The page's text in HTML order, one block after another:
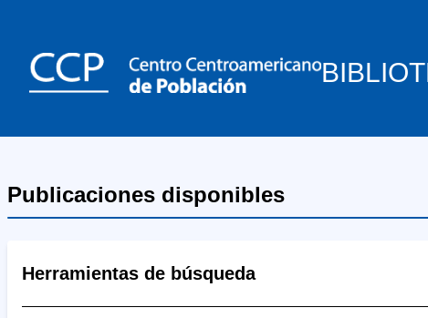
Publicaciones disponibles
Herramientas de búsqueda